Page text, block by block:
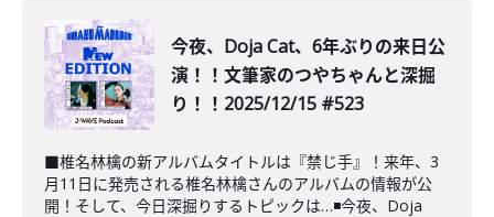
今夜、Doja Cat、6年ぶりの来日公
演！！文筆家のつやちゃんと深掘
り！！2025/12/15 #523
■椎名林檎の新アルバムタイトルは『禁じ手』！来年、3
月11日に発売される椎名林檎さんのアルバムの情報が公
開！そして、今日深掘りするトピックは…◾️今夜、Doja